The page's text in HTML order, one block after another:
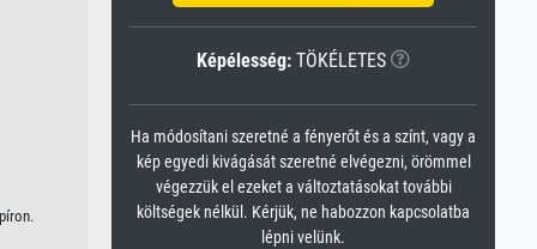
Képélesség: TÖKÉLETES
Ha módosítani szeretné a fényerőt és a színt, vagy a
kép egyedi kivágását szeretné elvégezni, örömmel
végezzük el ezeket a változtatásokat további
költségek nélkül. Kérjük, ne habozzon kapcsolatba
lépni velünk.